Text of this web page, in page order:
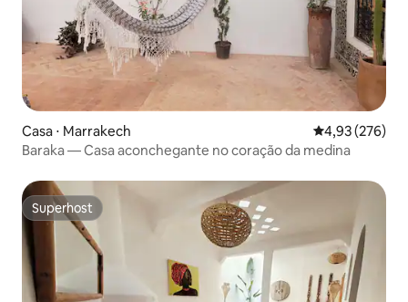
Casa ⋅ Marrakech 4,93 de uma
4,93 (276)
Baraka — Casa aconchegante no coração da medina
Superhost
Superhost